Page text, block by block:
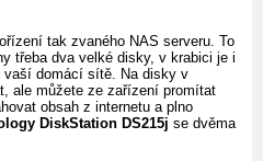
tak zvaného NAS serveru. To
třeba dva velké disky, v krabici je i
vaší domácí sítě. Na disky v
ale můžete ze zařízení promítat
obsah z internetu a plno
DiskStation DS215j se dvěma